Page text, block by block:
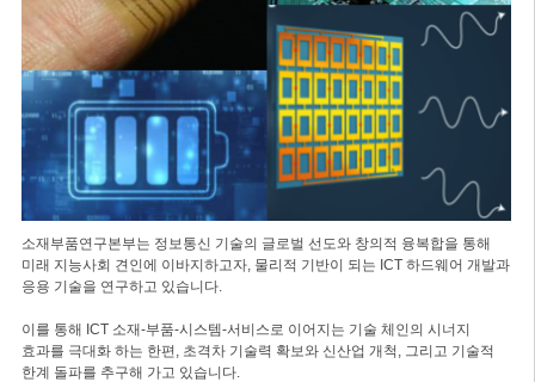
소재부품연구본부는 정보통신 기술의 글로벌 선도와 창의적 융복합을 통해
미래 지능사회 견인에 이바지하고자, 물리적 기반이 되는 ICT 하드웨어 개발과
응용 기술을 연구하고 있습니다.
이를 통해 ICT 소재-부품-시스템-서비스로 이어지는 기술 체인의 시너지
효과를 극대화 하는 한편, 초격차 기술력 확보와 신산업 개척, 그리고 기술적
한계 돌파를 추구해 가고 있습니다.